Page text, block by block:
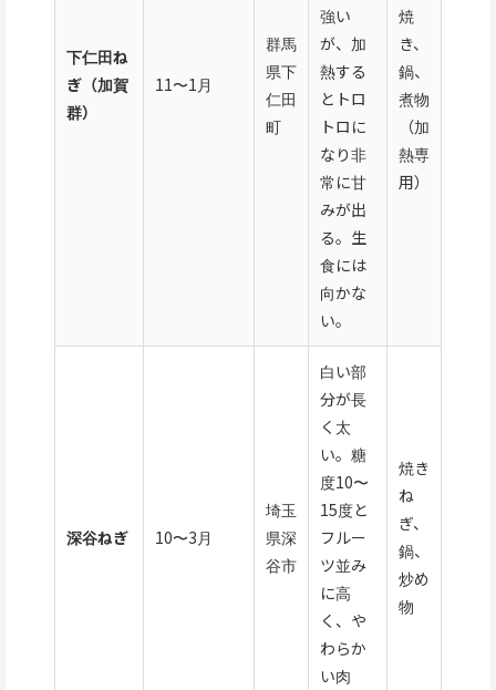
下仁田ね
ぎ（加賀
群）
11〜1月
群馬
県下
仁田
町
強い
が、加
熱する
とトロ
トロに
なり非
常に甘
みが出
る。生
食には
向かな
い。
焼
き、
鍋、
煮物
（加
熱専
用）
深谷ねぎ 10〜3月
埼玉
県深
谷市
白い部
分が長
く太
い。糖
度10〜
15度と
フルー
ツ並み
に高
く、や
わらか
い肉
焼き
ね
ぎ、
鍋、
炒め
物